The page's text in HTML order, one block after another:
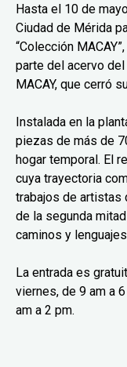
Hasta el 10 de
Ciudad de Mérida
“Colección
parte del acervo
MACAY, que cerró
Instalada en la
piezas de más de
hogar temporal. El
cuya trayectoria
trabajos de artistas
de la segunda
caminos y
La entrada es
viernes, de 9 am a
am a 2 pm.